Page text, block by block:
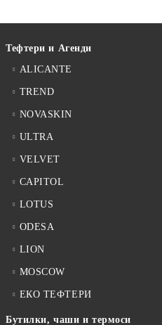
Тефтери и Агенди
ALICANTE
TREND
NOVASKIN
ULTRA
VELVET
CAPITOL
LOTUS
ODESA
LION
MOSCOW
ЕКО ТЕФТЕРИ
Бутилки, чаши и термоси